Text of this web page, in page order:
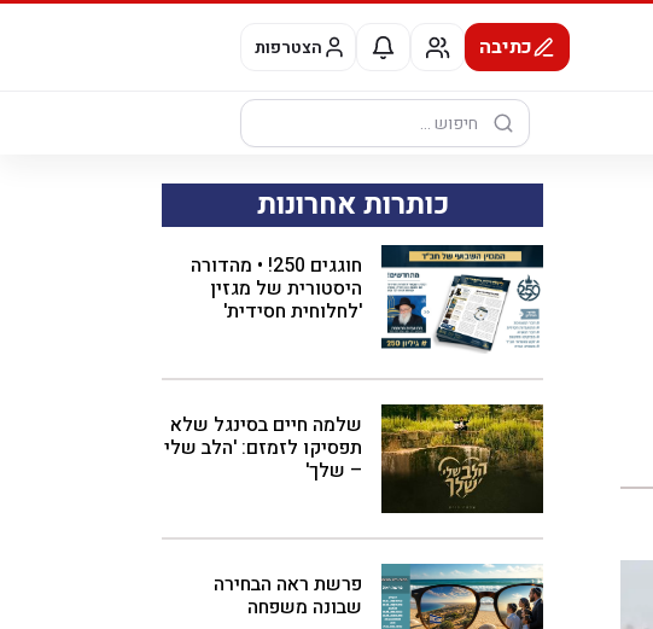
כתיבה הצטרפות
חיפוש:
כותרות אחרונות
חוגגים 250! • מהדורה
היסטורית של מגזין
'לחלוחית חסידית'
שלמה חיים בסינגל שלא
תפסיקו לזמזם: 'הלב שלי
– שלך'
פרשת ראה הבחירה
שבונה משפחה